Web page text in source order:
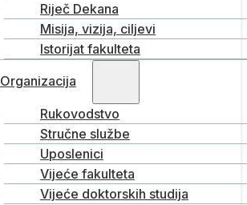
Riječ Dekana
Misija, vizija, ciljevi
Istorijat fakulteta
Organizacija
Rukovodstvo
Stručne službe
Uposlenici
Vijeće fakulteta
Vijeće doktorskih studija